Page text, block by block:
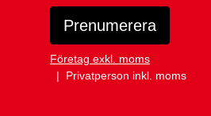
Prenumerera
Företag exkl. moms
Privatperson inkl. moms